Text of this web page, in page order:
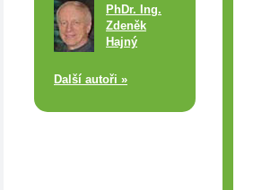
PhDr. Ing.
Zdeněk
Hajný
Další autoři »